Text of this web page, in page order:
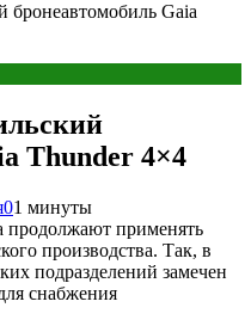
Gaia
Thunder 4×4
01 минуты
продолжают применять
производства. Так, в
подразделений замечен
снабжения